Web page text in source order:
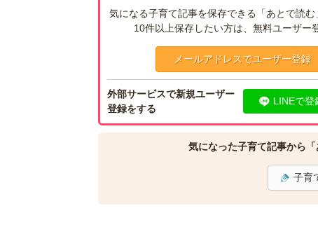
気になる子育て記事を保存できる「あとで読
10件以上保存したい方は、無料ユーザー
メールアドレスでユーザー登録
外部サービスで新規ユーザー
登録をする
LINEで登
気になった子育て記事から
子育